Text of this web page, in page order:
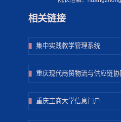
相关链接
集中实践教学管理系统
重庆现代商贸物流与供应链
重庆工商大学信息门户